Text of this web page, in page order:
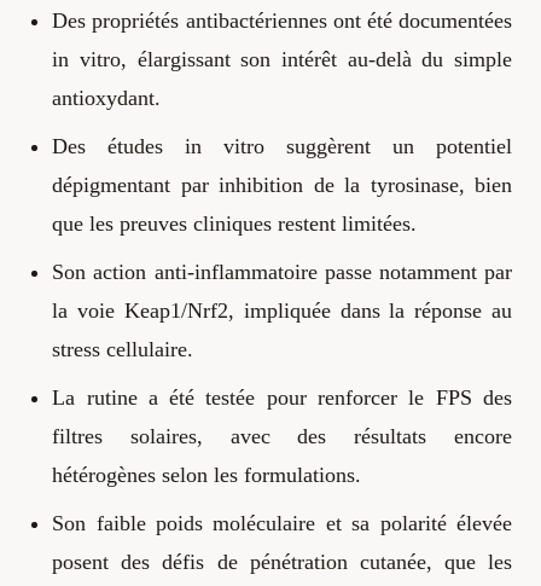
Des propriétés antibactériennes ont été documentées
in vitro, élargissant son intérêt au-delà du simple
antioxydant.
Des études in vitro suggèrent un potentiel
dépigmentant par inhibition de la tyrosinase, bien
que les preuves cliniques restent limitées.
Son action anti-inflammatoire passe notamment par
la voie Keap1/Nrf2, impliquée dans la réponse au
stress cellulaire.
La rutine a été testée pour renforcer le FPS des
filtres solaires, avec des résultats encore
hétérogènes selon les formulations.
Son faible poids moléculaire et sa polarité élevée
posent des défis de pénétration cutanée, que les